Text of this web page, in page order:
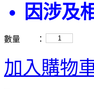
因涉及
數量 ：
加入購物